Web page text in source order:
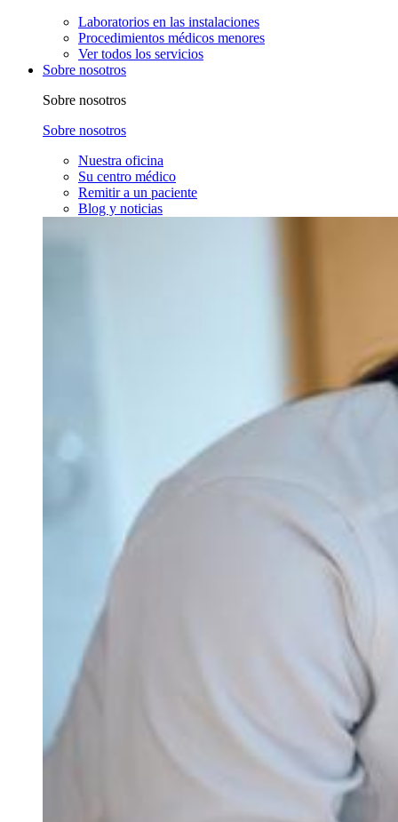
Laboratorios en las instalaciones
Procedimientos médicos menores
Ver todos los servicios
Sobre nosotros
Sobre nosotros
Sobre nosotros
Nuestra oficina
Su centro médico
Remitir a un paciente
Blog y noticias